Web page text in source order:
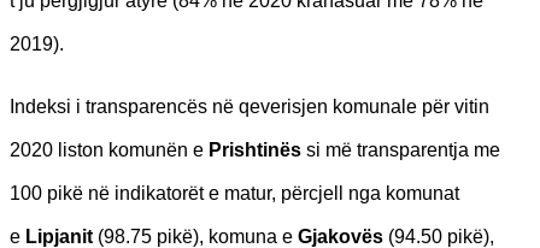
2019).
Indeksi i transparencës në qeverisjen komunale për vitin
2020 liston komunën e Prishtinës si më transparentja me
100 pikë në indikatorët e matur, përcjell nga komunat
e Lipjanit (98.75 pikë), komuna e Gjakovës (94.50 pikë),